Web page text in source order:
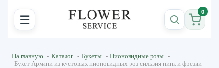
☰ 0
На главную - Каталог - Букеты - Пионовидные розы -
Букет Армани из кустовых пионовидных роз сильвия пинк и фрезии